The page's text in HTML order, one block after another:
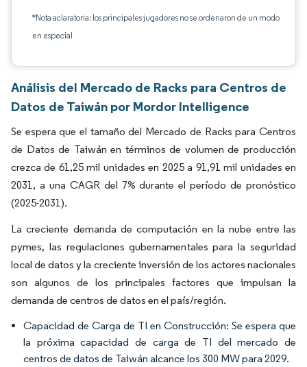
*Nota aclaratoria: los principales jugadores no se ordenaron de un modo
en especial
Análisis del Mercado de Racks para Centros de
Datos de Taiwán por Mordor Intelligence
Se espera que el tamaño del Mercado de Racks para Centros
de Datos de Taiwán en términos de volumen de producción
crezca de 61,25 mil unidades en 2025 a 91,91 mil unidades en
2031, a una CAGR del 7% durante el período de pronóstico
(2025-2031).
La creciente demanda de computación en la nube entre las
pymes, las regulaciones gubernamentales para la seguridad
local de datos y la creciente inversión de los actores nacionales
son algunos de los principales factores que impulsan la
demanda de centros de datos en el país/región.
Capacidad de Carga de TI en Construcción: Se espera que
la próxima capacidad de carga de TI del mercado de
centros de datos de Taiwán alcance los 300 MW para 2029.